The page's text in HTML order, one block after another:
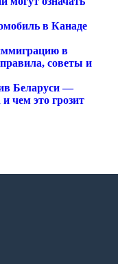
в Канаде
в
советы и
Беларуси —
чем это грозит